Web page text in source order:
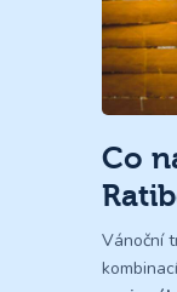
Co
Vánoční